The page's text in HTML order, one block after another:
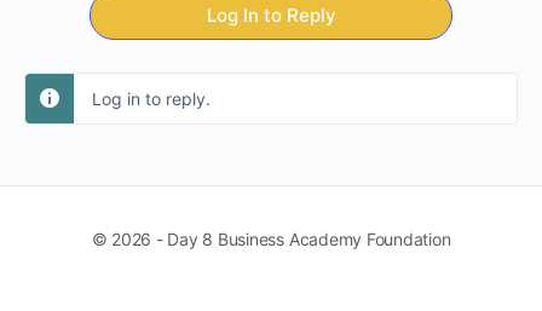
Log In to Reply
Log in to reply.
© 2026 - Day 8 Business Academy Foundation